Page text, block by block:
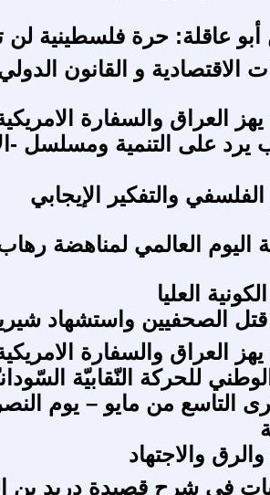
أبو عاقلة: حرة فلسطينية
الاقتصادية و القانون
العراق والسفارة
يرد على التنمية ومسلسل -
الفلسفي والتفكير الإيجابي
اليوم العالمي لمناهضة رهاب
الكونية العليا
الصحفيين واستشهاد
العراق والسفارة
للحركة النّقابيّة
التاسع من مايو – يوم
والرق والاجتهاد
في شرح قصيدة دريد بن